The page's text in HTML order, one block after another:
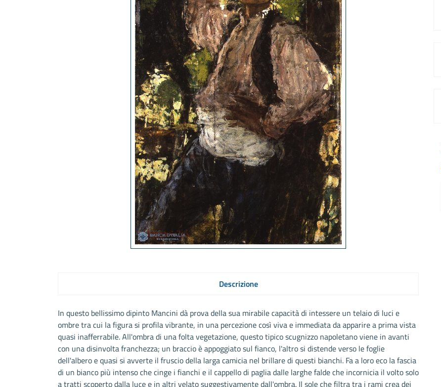
Descrizione
In questo bellissimo dipinto Mancini dà prova della sua mirabile capacità di intessere un telaio di luci e
ombre tra cui la figura si profila vibrante, in una percezione così viva e immediata da apparire a prima vista
quasi inafferrabile. All'ombra di una folta vegetazione, questo tipico scugnizzo napoletano viene in avanti
con una disinvolta franchezza; un braccio è appoggiato sul fianco, l'altro si distende verso le foglie
dell'albero e quasi si avverte il fruscio della larga camicia nel brillare di questi bianchi. Fa a loro eco la fascia
di un bianco più intenso che cinge i fianchi e il cappello di paglia dalle larghe falde che incornicia il volto solo
a tratti scoperto dalla luce e in altri velato suggestivamente dall'ombra. Il sole che filtra tra i rami crea dei